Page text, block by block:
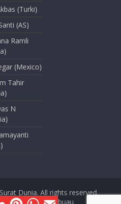
(Turki)
(AS)
Ramli
(Mexico)
Tahir
N
Surat Dunia. All rights reserved.
Kusmana Massabuau
L P W E